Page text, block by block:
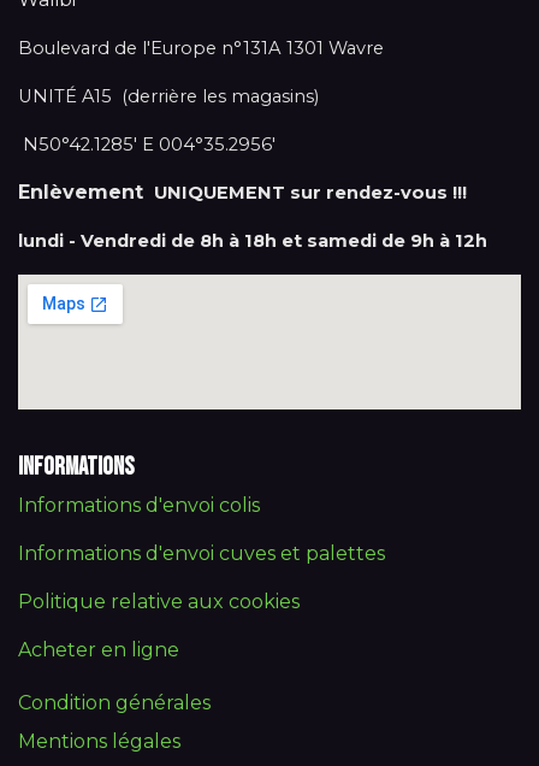
Boulevard de l'Europe n°131A 1301 Wavre
UNITÉ A15 (derrière les magasins)
N50°42.1285' E 004°35.2956'
Enlèvement UNIQUEMENT sur rendez-vous !!!
lundi - Vendredi de 8h à 18h et samedi de 9h à 12h
Informations
Informations d'envoi colis
Informations d'envoi cuves et palettes
Politique relative aux cookies
Acheter en ligne
Condition générales
Mentions légales